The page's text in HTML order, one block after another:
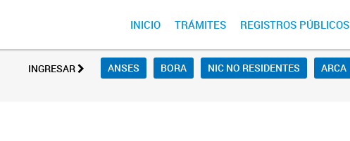
INICIO TRÁMITES REGISTROS PÚBLICOS
INGRESAR ANSES BORA NIC NO RESIDENTES ARCA